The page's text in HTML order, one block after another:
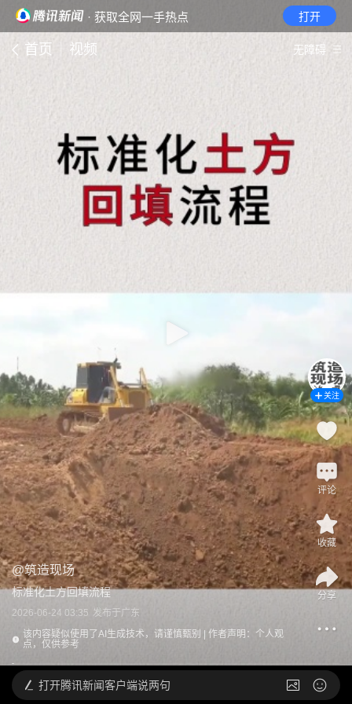
· 获取全网一手热点 打开
首页 视频 无障碍
@筑造现场
标准化土方回填流程
2026-06-24 03:35 发布于 广东
该内容疑似使用了AI生成技术，请谨慎甄别 | 作者声明：个人观
点，仅供参考
关注
评论
收藏
分享
打开腾讯新闻客户端说两句